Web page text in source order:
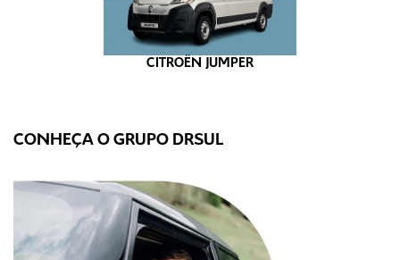
CITROËN JUMPER
CONHEÇA O GRUPO DRSUL